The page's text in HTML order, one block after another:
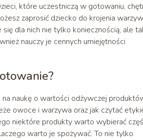
które uczestniczą w gotowaniu,
zaprosić dziecko do krojenia
dla nich nie tylko koniecznością, ale
nauczy je cennych umiejętności
naukę o wartości odżywczej
owoce i warzywa oraz jak czytać
niektóre produkty warto wybierać
warto je spożywać. To nie tylko